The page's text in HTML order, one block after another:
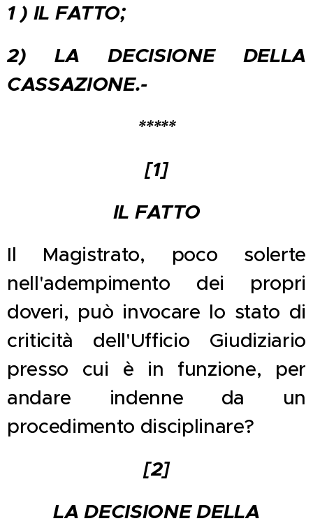
1 ) IL FATTO;
2) LA DECISIONE DELLA
CASSAZIONE.-
*****
[1]
IL FATTO
Il Magistrato, poco solerte
nell'adempimento dei propri
doveri, può invocare lo stato di
criticità dell'Ufficio Giudiziario
presso cui è in funzione, per
andare indenne da un
procedimento disciplinare?
[2]
LA DECISIONE DELLA